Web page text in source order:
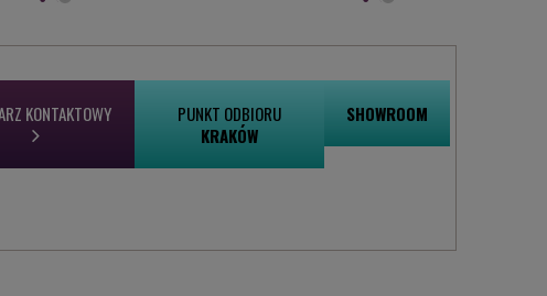
KONTAKTOWY
PUNKT ODBIORU
KRAKÓW
SHOWROOM